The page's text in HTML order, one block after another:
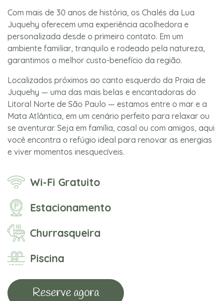
Com mais de 30 anos de história, os Chalés da Lua
Juquehy oferecem uma experiência acolhedora e
personalizada desde o primeiro contato. Em um
ambiente familiar, tranquilo e rodeado pela natureza,
garantimos o melhor custo-benefício da região.
Localizados próximos ao canto esquerdo da Praia de
Juquehy — uma das mais belas e encantadoras do
Litoral Norte de São Paulo — estamos entre o mar e a
Mata Atlântica, em um cenário perfeito para relaxar ou
se aventurar. Seja em família, casal ou com amigos, aqui
você encontra o refúgio ideal para renovar as energias
e viver momentos inesquecíveis.
Wi-Fi Gratuito
Estacionamento
Churrasqueira
Piscina
Reserve agora